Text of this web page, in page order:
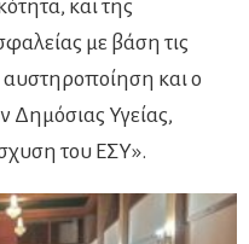
και της
με βάση τις
και ο
Δημόσιας Υγείας,
του ΕΣΥ».